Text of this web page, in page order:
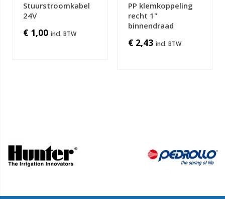
Stuurstroomkabel
24V
€ 1,00
PP klemkoppeling
recht 1"
binnendraad
€ 2,43